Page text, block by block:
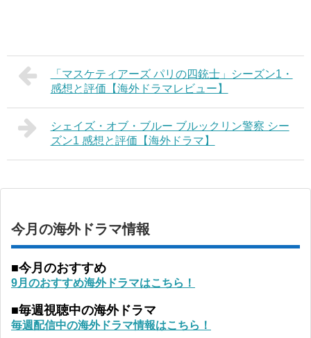
「マスケティアーズ パリの四銃士」シーズン1・
感想と評価【海外ドラマレビュー】
シェイズ・オブ・ブルー ブルックリン警察 シー
ズン1 感想と評価【海外ドラマ】
今月の海外ドラマ情報
■今月のおすすめ
9月のおすすめ海外ドラマはこちら！
■毎週視聴中の海外ドラマ
毎週配信中の海外ドラマ情報はこちら！